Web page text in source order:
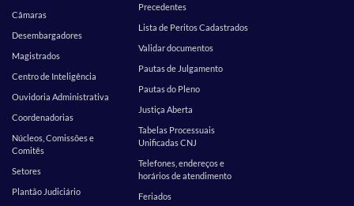
Câmaras
Desembargadores
Magistrados
Centro de Inteligência
Ouvidoria Administrativa
Coordenadorias
Núcleos, Comissões e
Comitês
Setores
Plantão Judiciário
Precedentes
Lista de Peritos Cadastrados
Validar documentos
Pautas de Julgamento
Pautas do Pleno
Justiça Aberta
Tabelas Processuais
Unificadas CNJ
Telefones, endereços e
horários de atendimento
Feriados